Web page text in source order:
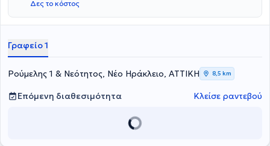
Δες το κόστος
Γραφείο 1
Ρούμελης 1 & Νεότητος, Νέο Ηράκλειο, ΑΤΤΙΚΗ 8,5 km
Επόμενη διαθεσιμότητα Κλείσε ραντεβού